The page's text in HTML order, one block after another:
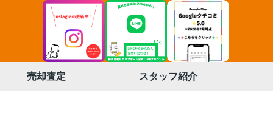
売却査定 スタッフ紹介